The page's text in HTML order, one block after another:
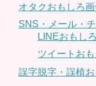
オタクおもしろ
SNS・メール・
LINEおもし
ツイートお
誤字脱字・誤植